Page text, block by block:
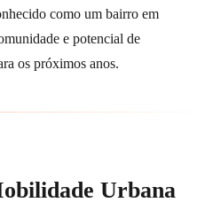
como um bairro em
e potencial de
os próximos anos.
Urbana